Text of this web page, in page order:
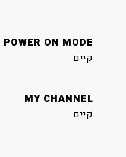
POWER ON MODE
קיים
MY CHANNEL
קיים